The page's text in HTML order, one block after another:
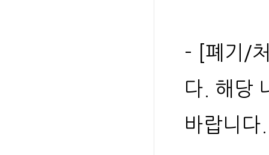
- [폐기/
다. 해당
바랍니다.